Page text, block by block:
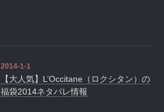
2014-1-1
【大人気】L’Occitane（ロクシタン）の
福袋2014ネタバレ情報